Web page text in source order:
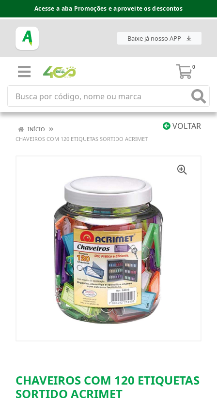
Acesse a aba Promoções e aproveite os descontos
Baixe já nosso APP
0
VOLTAR
INÍCIO
CHAVEIROS COM 120 ETIQUETAS SORTIDO ACRIMET
CHAVEIROS COM 120 ETIQUETAS
SORTIDO ACRIMET